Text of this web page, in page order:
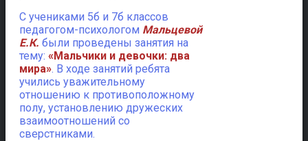
С учениками 5б и 7б классов
педагогом-психологом Мальцевой
Е.К. были проведены занятия на
тему: «Мальчики и девочки: два
мира». В ходе занятий ребята
учились уважительному
отношению к противоположному
полу, установлению дружеских
взаимоотношений со
сверстниками.